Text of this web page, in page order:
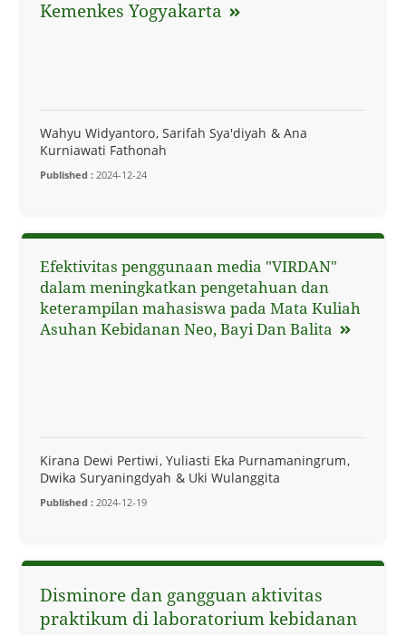
Kemenkes Yogyakarta
Wahyu Widyantoro Sarifah Sya'diyah
Ana
Kurniawati Fathonah
Published : 2024-12-24
Efektivitas penggunaan media "VIRDAN"
dalam meningkatkan pengetahuan dan
keterampilan mahasiswa pada Mata Kuliah
Asuhan Kebidanan Neo, Bayi Dan Balita
Kirana Dewi Pertiwi Yuliasti Eka Purnamaningrum
Dwika Suryaningdyah
Uki Wulanggita
Published : 2024-12-19
Disminore dan gangguan aktivitas
praktikum di laboratorium kebidanan